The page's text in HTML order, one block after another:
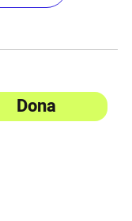
Dona